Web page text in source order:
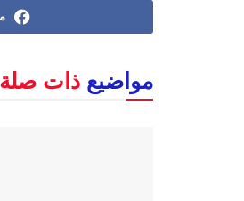
مواضيع ذات صلة